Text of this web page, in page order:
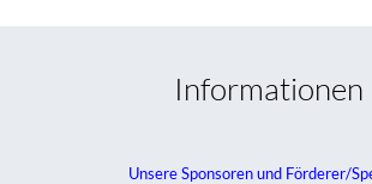
Informationen
Unsere Sponsoren und Förderer/